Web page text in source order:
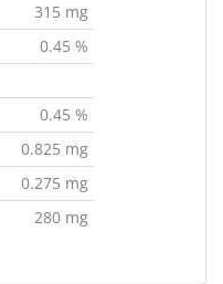
315 mg
0.45 %
0.45 %
0.825 mg
0.275 mg
280 mg